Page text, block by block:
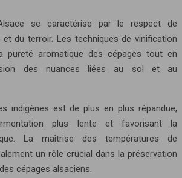
se caractérise par le respect de
et du terroir. Les techniques de vinification
pureté aromatique des cépages tout en
des nuances liées au sol et au
indigènes est de plus en plus répandue,
plus lente et favorisant la
La maîtrise des températures de
un rôle crucial dans la préservation
cépages alsaciens.